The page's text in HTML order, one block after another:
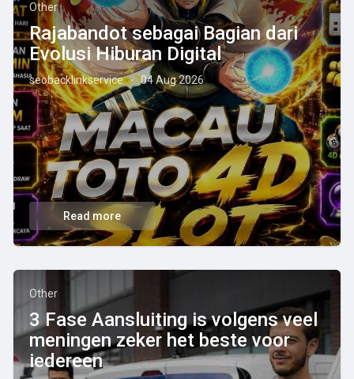
Other
Rajabandot sebagai Bagian dari
Evolusi Hiburan Digital
seobacklinkservice · 04 Aug 2026
Read more
Other
3 Fase Aansluiting is volgens veel
meningen zeker het beste voor
iedereen